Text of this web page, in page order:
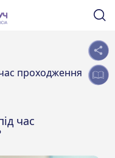
проходження
час